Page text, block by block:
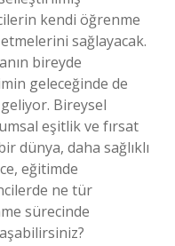
kendi öğrenme
sağlayacak.
bireyde
geleceğinde de
Bireysel
eşitlik ve fırsat
dünya, daha sağlıklı
eğitimde
ne tür
sürecinde
aşabilirsiniz?